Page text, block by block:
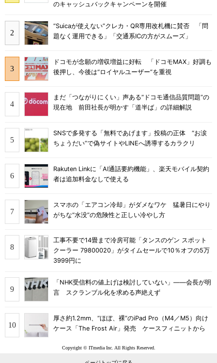
のキャッシュバックキャンペーンを開催
“Suicaが使えない”クレカ・QR専用改札機に賛否 「問
題なく運用できる」「交通系ICの方がスムーズ」
ドコモが念願の増収増益に好転 「ドコモMAX」好調も
後押し、今後は“ロイヤルユーザー”を重視
まだ「つながりにくい」声ある“ドコモ通信品質問題”の
現在地 前田社長が明かす「道半ば」の詳細解説
SNSで多発する「無料であげます」投稿の正体 “お涙
ちょうだい”で偽サイトやLINEへ誘導するカラクリ
Rakuten Linkに「AI通話要約機能」、楽天モバイル契約
者は追加料金なしで使える
スマホの「エアコン冷却」がダメなワケ 猛暑日にやり
がちな“水没”の危険性と正しい冷やし方
工事不要で14畳まで冷房可能「タンスのゲン スポット
クーラー 79800020」がタイムセールで10％オフの5万
3999円に
「NHK受信料の値上げは検討していない」――会長が明
言 スクランブル化を求める声絶えず
厚さ約1.2mm、“ほぼ、裸”のiPad Pro（M4／M5）向け
ケース「The Frost Air」発売 ケースフィニットから
Copyright © ITmedia Inc. All Rights Reserved.